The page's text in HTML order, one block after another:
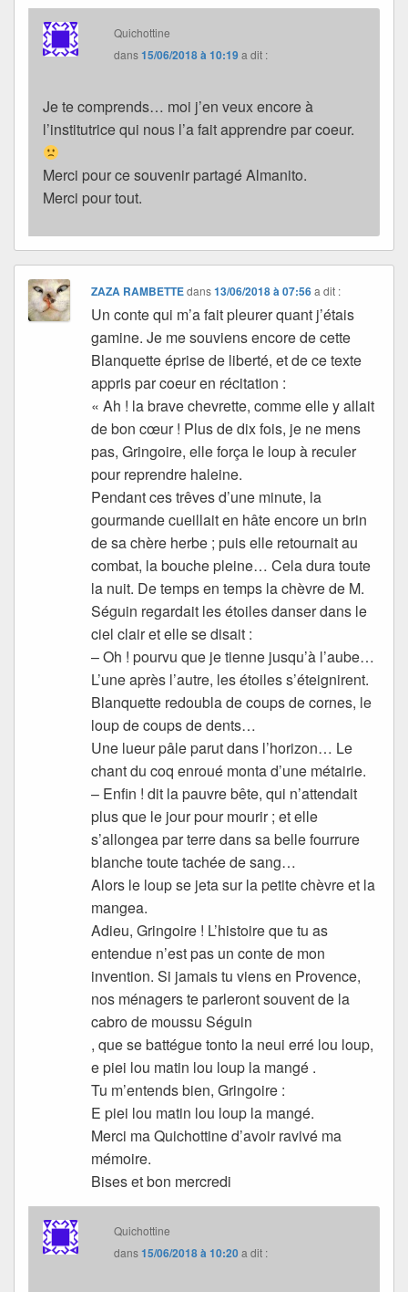
Quichottine
dans15/06/2018 à 10:19a dit :
Je te comprends… moi j’en veux encore à
l’institutrice qui nous l’a fait apprendre par coeur.
Merci pour ce souvenir partagé Almanito.
Merci pour tout.
ZAZA RAMBETTEdans13/06/2018 à 07:56 a dit :
Un conte qui m’a fait pleurer quant j’étais
gamine. Je me souviens encore de cette
Blanquette éprise de liberté, et de ce texte
appris par coeur en récitation :
« Ah ! la brave chevrette, comme elle y allait
de bon cœur ! Plus de dix fois, je ne mens
pas, Gringoire, elle força le loup à reculer
pour reprendre haleine.
Pendant ces trêves d’une minute, la
gourmande cueillait en hâte encore un brin
de sa chère herbe ; puis elle retournait au
combat, la bouche pleine… Cela dura toute
la nuit. De temps en temps la chèvre de M.
Séguin regardait les étoiles danser dans le
ciel clair et elle se disait :
– Oh ! pourvu que je tienne jusqu’à l’aube…
L’une après l’autre, les étoiles s’éteignirent.
Blanquette redoubla de coups de cornes, le
loup de coups de dents…
Une lueur pâle parut dans l’horizon… Le
chant du coq enroué monta d’une métairie.
– Enfin ! dit la pauvre bête, qui n’attendait
plus que le jour pour mourir ; et elle
s’allongea par terre dans sa belle fourrure
blanche toute tachée de sang…
Alors le loup se jeta sur la petite chèvre et la
mangea.
Adieu, Gringoire ! L’histoire que tu as
entendue n’est pas un conte de mon
invention. Si jamais tu viens en Provence,
nos ménagers te parleront souvent de la
cabro de moussu Séguin
, que se battégue tonto la neui erré lou loup,
e piei lou matin lou loup la mangé .
Tu m’entends bien, Gringoire :
E piei lou matin lou loup la mangé.
Merci ma Quichottine d’avoir ravivé ma
mémoire.
Bises et bon mercredi
Quichottine
dans15/06/2018 à 10:20a dit :